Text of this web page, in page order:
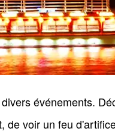
événements.
voir un feu